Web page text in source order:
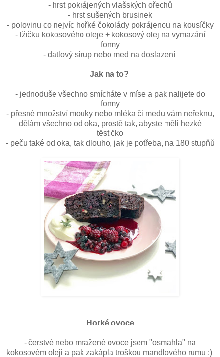
- hrst pokrájených vlašských ořechů
- hrst sušených brusinek
- polovinu co nejvíc hořké čokolády pokrájenou na kousíčky
- lžičku kokosového oleje + kokosový olej na vymazání
formy
- datlový sirup nebo med na doslazení
Jak na to?
- jednoduše všechno smícháte v míse a pak nalijete do
formy
- přesné množství mouky nebo mléka či medu vám neřeknu,
dělám všechno od oka, prostě tak, abyste měli hezké
těstíčko
- peču také od oka, tak dlouho, jak je potřeba, na 180 stupňů
Horké ovoce
- čerstvé nebo mražené ovoce jsem "osmahla" na
kokosovém oleji a pak zakápla troškou mandlového rumu :)